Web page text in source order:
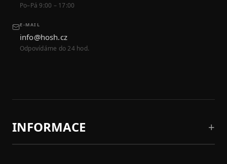
Po–Pá 9:00 – 17:00
E-MAIL
info@hosh.cz
Odpovídáme do 24 hod.
INFORMACE